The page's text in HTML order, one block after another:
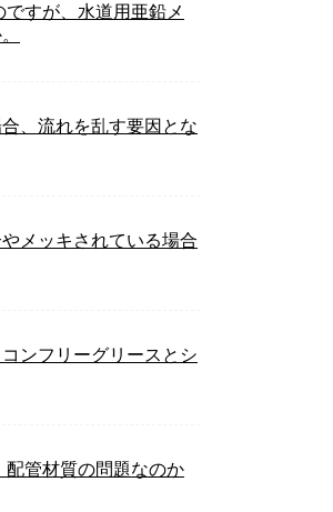
すが、水道用亜鉛メ
、流れを乱す要因とな
メッキされている場合
ンフリーグリースとシ
配管材質の問題なのか